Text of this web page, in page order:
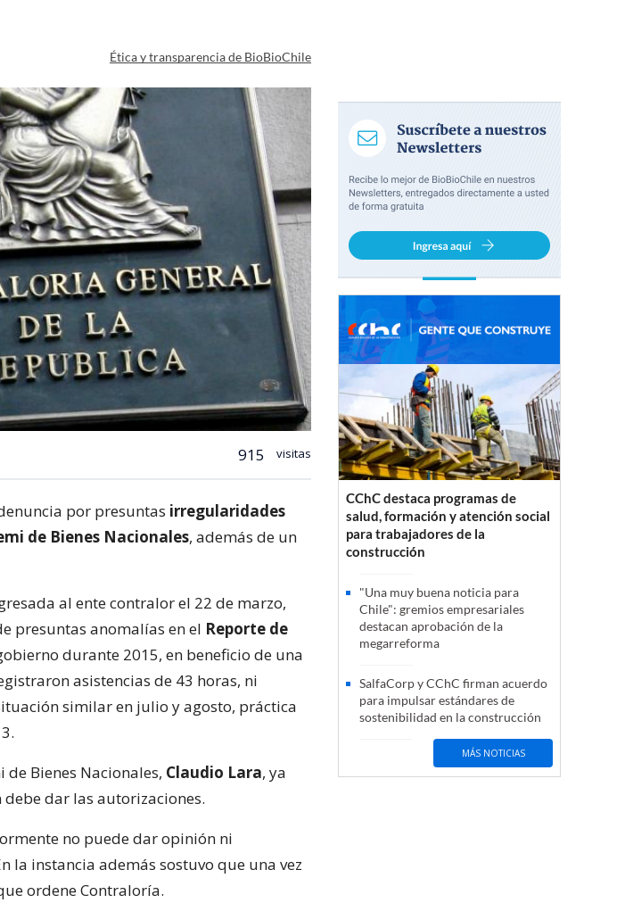
Ética y transparencia de BioBioChile
915 visitas
por presuntas irregularidades
de Bienes Nacionales, además de un
al ente contralor el 22 de marzo,
presuntas anomalías en el Reporte de
durante 2015, en beneficio de una
asistencias de 43 horas, ni
similar en julio y agosto, práctica
de Bienes Nacionales, Claudio Lara, ya
dar las autorizaciones.
no puede dar opinión ni
la instancia además sostuvo que una vez
ordene Contraloría.
CChC destaca programas de
salud, formación y atención social
para trabajadores de la
construcción
"Una muy buena noticia para
Chile": gremios empresariales
destacan aprobación de la
megarreforma
SalfaCorp y CChC firman acuerdo
para impulsar estándares de
sostenibilidad en la construcción
MÁS NOTICIAS